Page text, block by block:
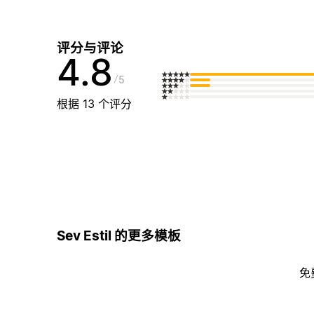
评分与评论
4.8 5
根据 13 个评分
Sev Estil 的更多模板
免